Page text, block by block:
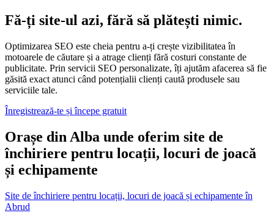
Fă-ți site-ul azi, fără să plătești nimic.
Optimizarea SEO este cheia pentru a-ți crește vizibilitatea în
motoarele de căutare și a atrage clienți fără costuri constante de
publicitate. Prin servicii SEO personalizate, îți ajutăm afacerea să fie
găsită exact atunci când potențialii clienți caută produsele sau
serviciile tale.
Înregistrează-te și începe gratuit
Orașe din Alba unde oferim site de
închiriere pentru locații, locuri de joacă
și echipamente
Site de închiriere pentru locații, locuri de joacă și echipamenteîn
Abrud